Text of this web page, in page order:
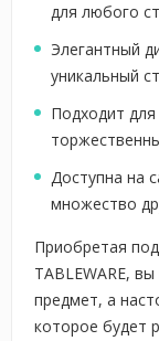
для любого
Элегантный
уникальный
Подходит
Доступна на
множество
Приобретая
TABLEWARE,
предмет, а
которое будет